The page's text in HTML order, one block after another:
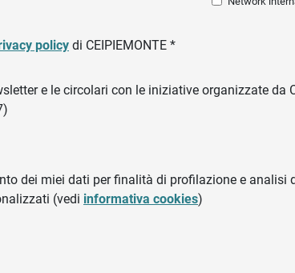
policy di CEIPIEMONTE *
e le circolari con le iniziative organizzate da
dei miei dati per finalità di profilazione e analisi
(vedi informativa cookies)